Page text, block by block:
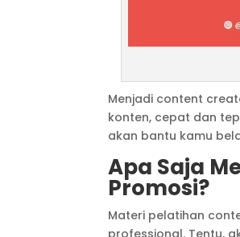
Menjadi content
konten, cepat dan
akan bantu kamu
Apa Saja
Promosi?
Materi pelatihan